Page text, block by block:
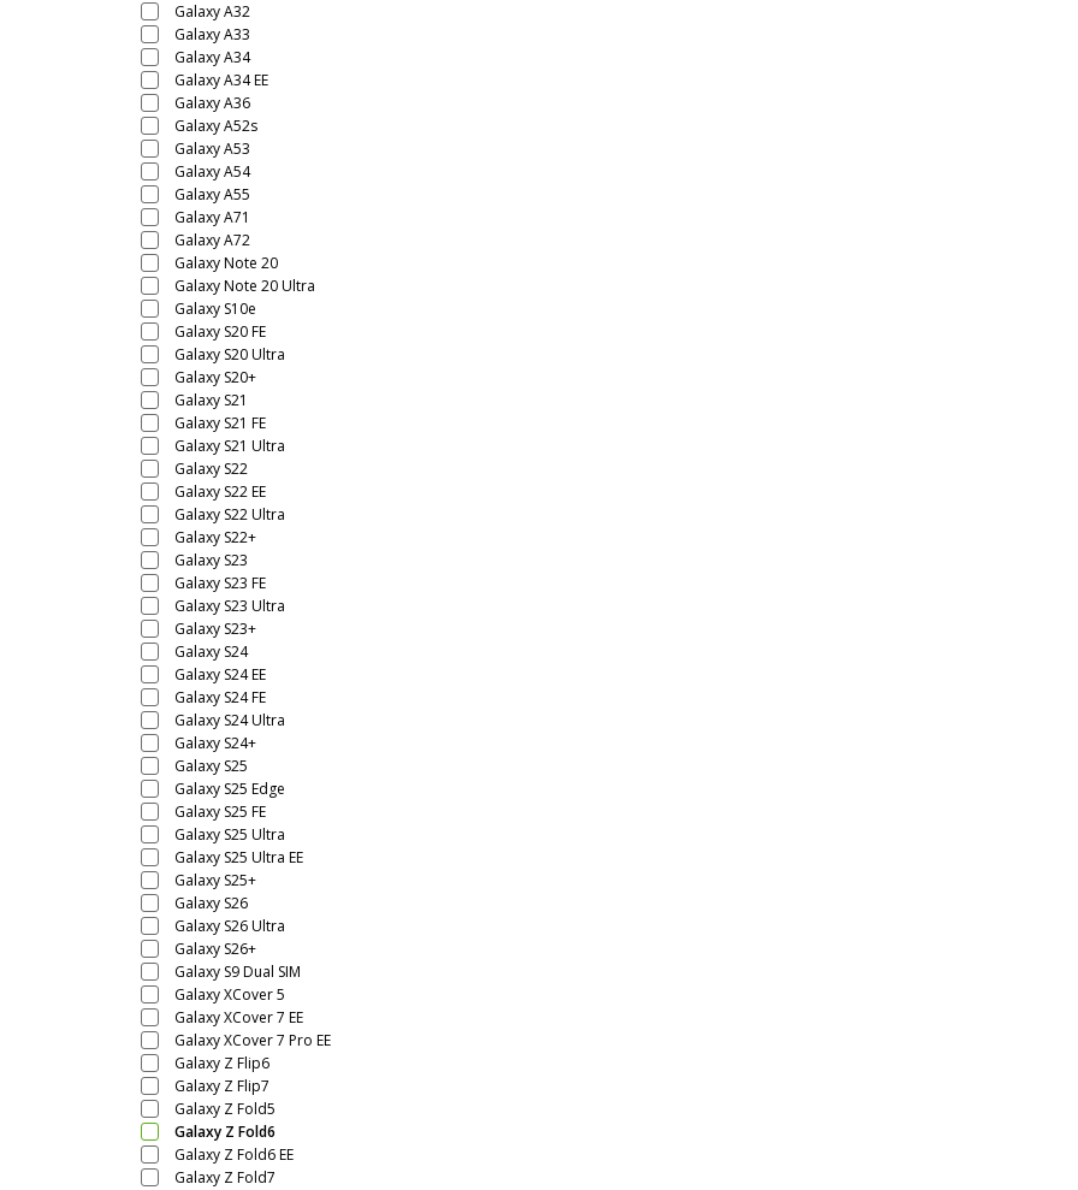
Galaxy A32
Galaxy A33
Galaxy A34
Galaxy A34 EE
Galaxy A36
Galaxy A52s
Galaxy A53
Galaxy A54
Galaxy A55
Galaxy A71
Galaxy A72
Galaxy Note 20
Galaxy Note 20 Ultra
Galaxy S10e
Galaxy S20 FE
Galaxy S20 Ultra
Galaxy S20+
Galaxy S21
Galaxy S21 FE
Galaxy S21 Ultra
Galaxy S22
Galaxy S22 EE
Galaxy S22 Ultra
Galaxy S22+
Galaxy S23
Galaxy S23 FE
Galaxy S23 Ultra
Galaxy S23+
Galaxy S24
Galaxy S24 EE
Galaxy S24 FE
Galaxy S24 Ultra
Galaxy S24+
Galaxy S25
Galaxy S25 Edge
Galaxy S25 FE
Galaxy S25 Ultra
Galaxy S25 Ultra EE
Galaxy S25+
Galaxy S26
Galaxy S26 Ultra
Galaxy S26+
Galaxy S9 Dual SIM
Galaxy XCover 5
Galaxy XCover 7 EE
Galaxy XCover 7 Pro EE
Galaxy Z Flip6
Galaxy Z Flip7
Galaxy Z Fold5
Galaxy Z Fold6
Galaxy Z Fold6 EE
Galaxy Z Fold7